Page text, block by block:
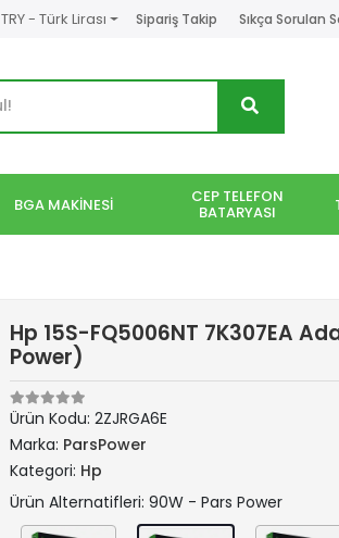
TRY - Türk Lirası Sipariş Takip Sıkça Sorulan
BGA MAKİNESİ CEP TELEFON
BATARYASI
Hp 15S-FQ5006NT 7K307EA
Power)
Ürün Kodu: 2ZJRGA6E
Marka: ParsPower
Kategori: Hp
Ürün Alternatifleri: 90W - Pars Power